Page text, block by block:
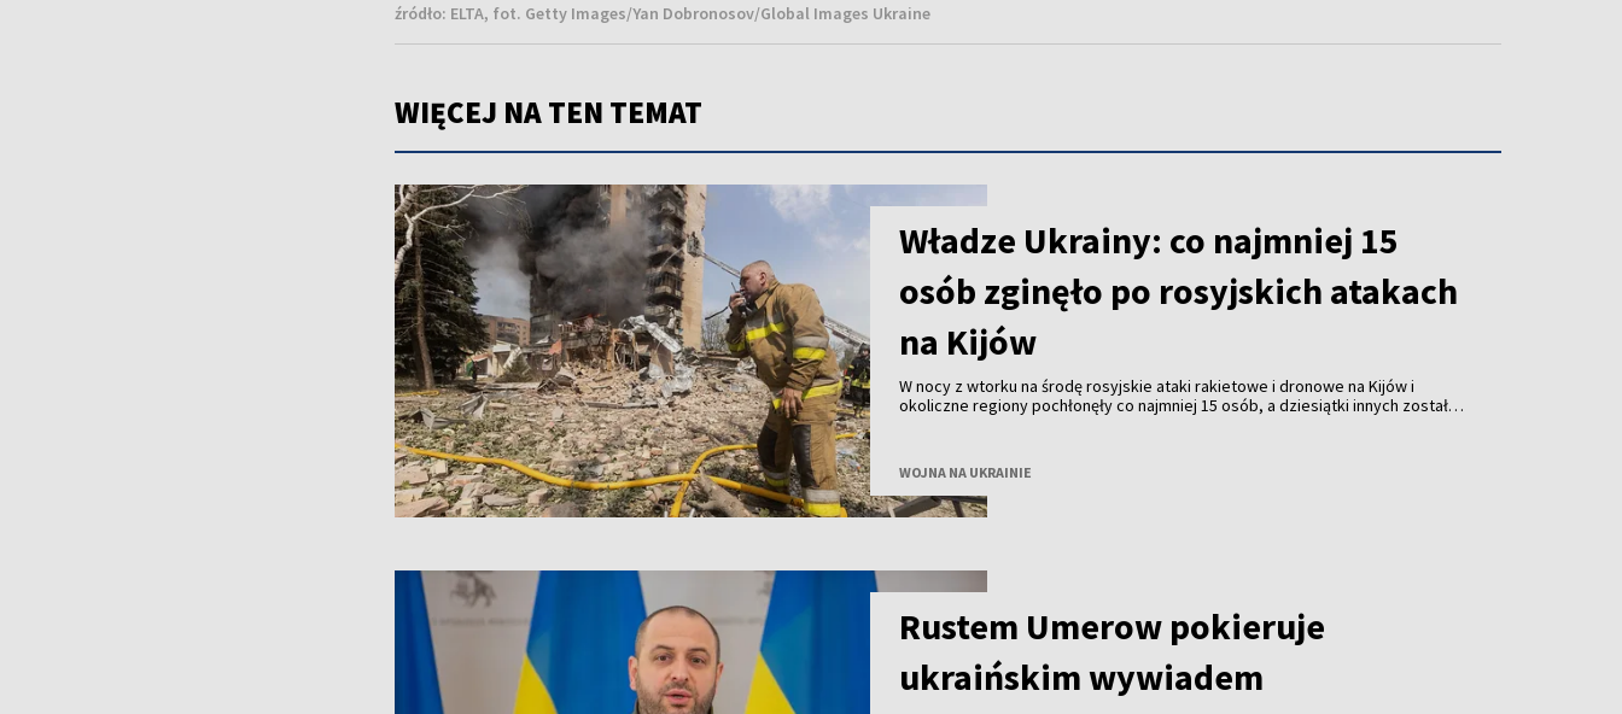
źródło: ELTA, fot. Getty Images/Yan Dobronosov/Global Images Ukraine
WIĘCEJ NA TEN TEMAT
Władze Ukrainy: co najmniej 15
osób zginęło po rosyjskich atakach
na Kijów
W nocy z wtorku na środę rosyjskie ataki rakietowe i dronowe na Kijów i
okoliczne regiony pochłonęły co najmniej 15 osób, a dziesiątki innych zostały
WOJNA NA UKRAINIE
Rustem Umerow pokieruje
ukraińskim wywiadem